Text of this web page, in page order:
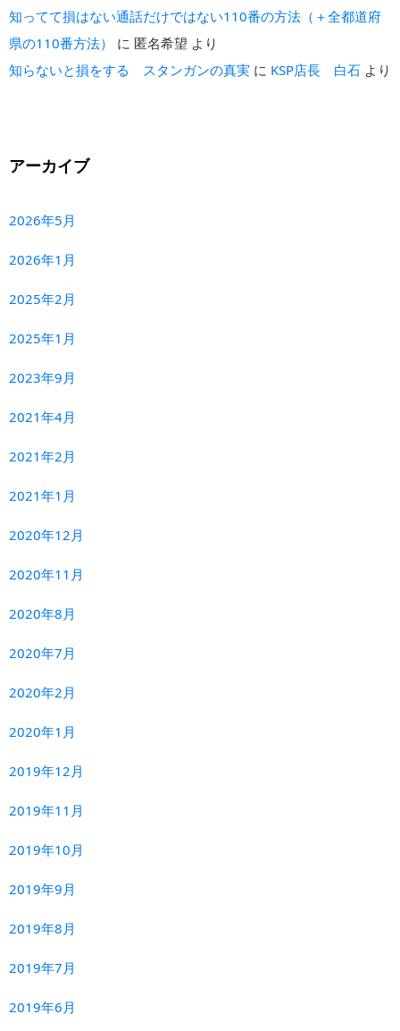
知ってて損はない通話だけではない110番の方法（＋全都道府
県の110番方法）
に 匿名希望 より
知らないと損をする スタンガンの真実 に KSP店長 白石 より
アーカイブ
2026年5月
2026年1月
2025年2月
2025年1月
2023年9月
2021年4月
2021年2月
2021年1月
2020年12月
2020年11月
2020年8月
2020年7月
2020年2月
2020年1月
2019年12月
2019年11月
2019年10月
2019年9月
2019年8月
2019年7月
2019年6月